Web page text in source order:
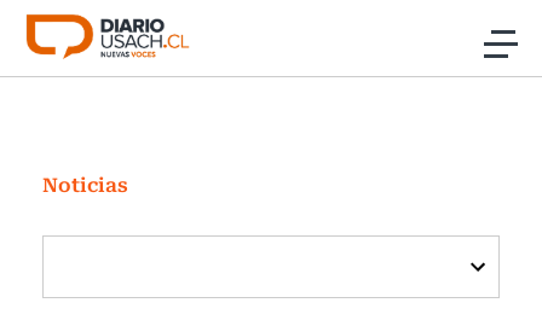
Click acá para ir directamente al contenido
Investigación
Cultura
Programas Radio y TV Usach
Noticias